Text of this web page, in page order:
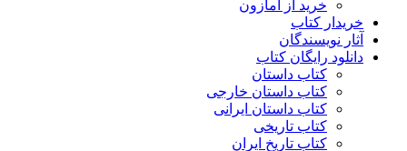
خرید از آمازون
خریدار کتاب
آثار نویسندگان
دانلود رایگان کتاب
کتاب داستان
کتاب داستان خارجی
کتاب داستان ایرانی
کتاب تاریخی
کتاب تاریخ ایران